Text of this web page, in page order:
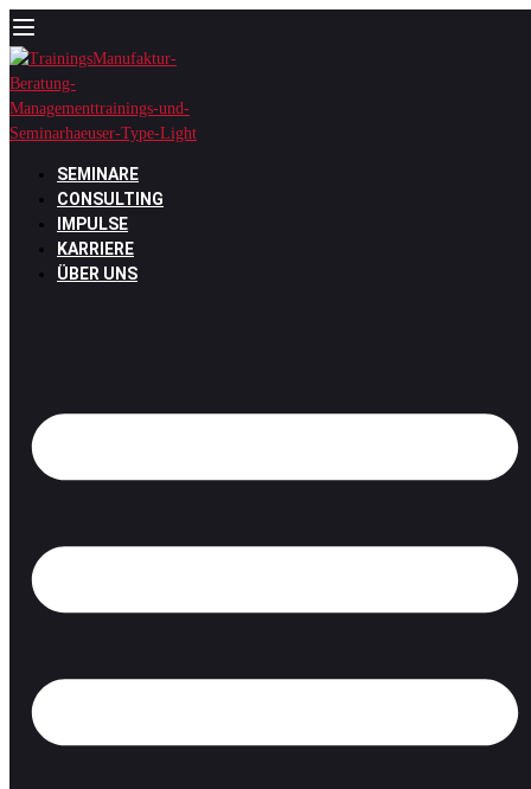
Zum
Inhalt
springen
SEMINARE
CONSULTING
IMPULSE
KARRIERE
ÜBER UNS